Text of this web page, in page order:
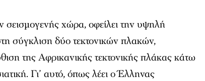
σεισμογενής χώρα, οφείλει την υψηλή
σύγκλιση δύο τεκτονικών πλακών,
της Αφρικανικής τεκτονικής πλάκας κάτω
Γι’ αυτό, όπως λέει ο Έλληνας